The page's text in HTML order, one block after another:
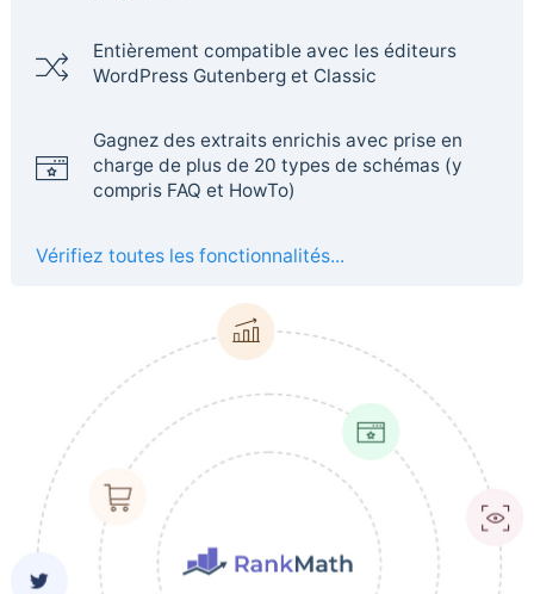
Entièrement compatible avec les éditeurs
WordPress Gutenberg et Classic
Gagnez des extraits enrichis avec prise en
charge de plus de 20 types de schémas (y
compris FAQ et HowTo)
Vérifiez toutes les fonctionnalités...